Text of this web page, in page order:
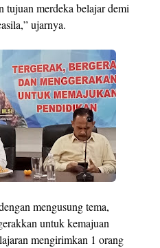
tujuan merdeka belajar demi
ujarnya.
mengusung tema,
untuk kemajuan
mengirimkan 1 orang